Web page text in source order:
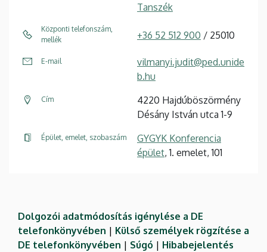
Tanszék
Központi telefonszám,
mellék
+36 52 512 900 / 25010
E-mail
vilmanyi.judit@ped.unide
b.hu
Cím
4220 Hajdúböszörmény
Désány István utca 1-9
Épület, emelet, szobaszám
GYGYK Konferencia
épület, 1. emelet, 101
Dolgozói adatmódosítás igénylése a DE
telefonkönyvében | Külső személyek rögzítése a
DE telefonkönyvében | Súgó | Hibabejelentés